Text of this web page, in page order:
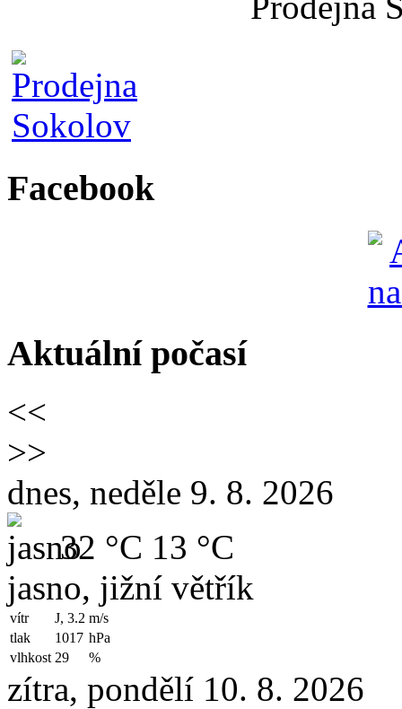
Facebook
Aktuální počasí
<<
>>
dnes, neděle 9. 8. 2026
32 °C 13 °C
jasno, jižní větřík
vítr J, 3.2 m/s
tlak
1017 hPa
vlhkost 29 %
zítra, pondělí 10. 8. 2026